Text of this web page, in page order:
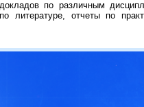
по различным
литературе, отчеты по